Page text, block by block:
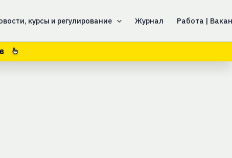
курсы и регулирование Журнал Работа |